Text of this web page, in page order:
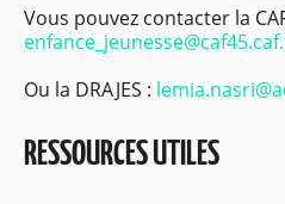
Vous pouvez contacter la
Ou la DRAJES :
RESSOURCES UTILES